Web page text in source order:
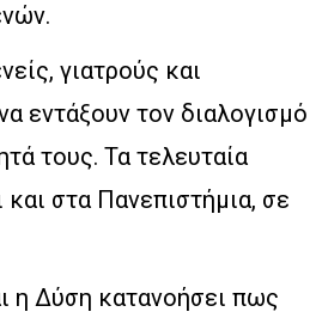
γιατρούς και
εντάξουν τον διαλογισμό
τους. Τα τελευταία
και στα Πανεπιστήμια, σε
η Δύση κατανοήσει πως